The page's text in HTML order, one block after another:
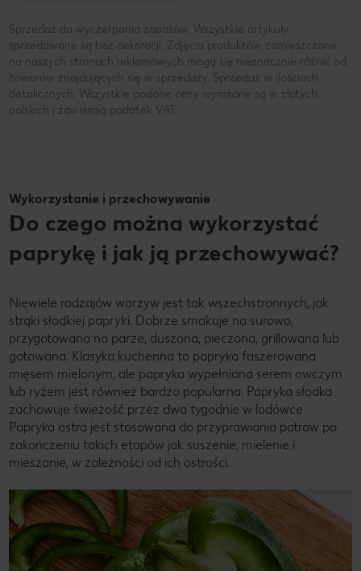
Sprzedaż do wyczerpania zapasów. Wszystkie artykuły
sprzedawane są bez dekoracji. Zdjęcia produktów zamieszczone
na naszych stronach reklamowych mogą się nieznacznie różnić od
towarów znajdujących się w sprzedaży. Sprzedaż w ilościach
detalicznych. Wszystkie podane ceny wyrażone są w złotych
polskich i zawierają podatek VAT.
Wykorzystanie i przechowywanie
Do czego można wykorzystać
paprykę i jak ją przechowywać?
Niewiele rodzajów warzyw jest tak wszechstronnych, jak
strąki słodkiej papryki. Dobrze smakuje na surowo,
przygotowana na parze, duszona, pieczona, grillowana lub
gotowana. Klasyka kuchenna to papryka faszerowana
mięsem mielonym, ale papryka wypełniona serem owczym
lub ryżem jest również bardzo popularna. Papryka słodka
zachowuje świeżość przez dwa tygodnie w lodówce.
Papryka ostra jest stosowana do przyprawiania potraw po
zakończeniu takich etapów jak suszenie, mielenie i
mieszanie, w zależności od ich ostrości.